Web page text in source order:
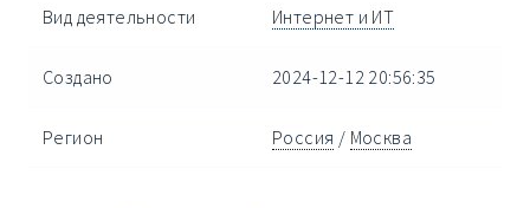
Вид деятельности Интернет и ИТ
Создано 2024-12-12 20:56:35
Регион Россия / Москва